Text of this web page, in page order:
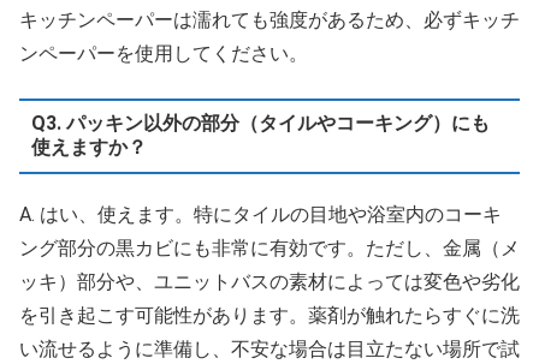
キッチンペーパーは濡れても強度があるため、必ずキッチ
ンペーパーを使用してください。
Q3. パッキン以外の部分（タイルやコーキング）にも
使えますか？
A. はい、使えます。特にタイルの目地や浴室内のコーキ
ング部分の黒カビにも非常に有効です。ただし、金属（メ
ッキ）部分や、ユニットバスの素材によっては変色や劣化
を引き起こす可能性があります。薬剤が触れたらすぐに洗
い流せるように準備し、不安な場合は目立たない場所で試